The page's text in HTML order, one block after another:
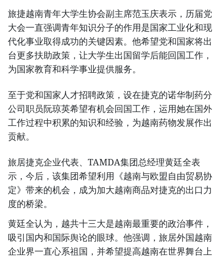
旅捷越南青年大学生协会副主席范玉庆表示，历届党
大会一直强调青年知识分子的作用是国家工业化和现
代化事业取得成功的关键因素。他希望党和国家将出
台更多扶助政策，让大学生出国留学后能回国工作，
为国家教育和科学事业提供服务。
至于党和国家人才招聘政策，设在捷克的诺华制药分
公司职员阮琼英希望有机会回国工作，运用她在国外
工作过程中积累的知识和经验，为越南药物发展作出
贡献。
旅居捷克企业代表、TAMDA集团总经理黄廷全表
示，今后，该集团希望利用《越南与欧盟自由贸易协
定》带来的机会，成为加大越南商品对捷克的出口力
度的桥梁。
黄廷全认为，越共十三大是越南最重要的政治事件，
吸引国内和国际舆论的眼球。他强调，旅居外国越南
企业界一直心系祖国，并希望提高越南在世界舞台上